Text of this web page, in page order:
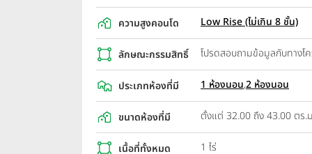
ความสูงคอนโด Low Rise (ไม่เกิน 8 ชั้น)
ลักษณะกรรมสิทธิ์ โปรดสอบถามข้อมูลกับทางโ
ประเภทห้องที่มี 1 ห้องนอน,2 ห้องนอน
ขนาดห้องที่มี ตั้งแต่ 32.00 ถึง 43.00 ตร.
เนื้อที่ทั้งหมด 1 ไร่